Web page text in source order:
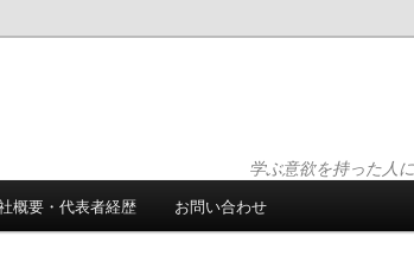
学ぶ意欲を持った人
概要・代表者経歴 お問い合わせ